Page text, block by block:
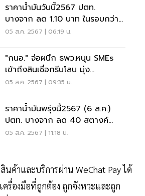
ราคาน้ำมันวันนี้2567 ปตท.
บางจาก ลด 1.10 บาท ในรอบกว่า
10 วัน อัปเดทราคาล่าสุด
05 ส.ค. 2567 | 06:19 น.
"กนอ." จ่อผนึก ธพว.หนุน SMEs
เข้าถึงสินเชื่อกรีนโลน มุ่ง
อุตสาหกรรมลดโลกร้อน
05 ส.ค. 2567 | 09:35 น.
ราคาน้ำมันพรุ่งนี้2567 (6 ส.ค.)
ปตท. บางจาก ลด 40 สตางค์
อัปเดตราคาล่าสุด
05 ส.ค. 2567 | 11:18 น.
นค้าและบริการผ่าน WeChat Pay ได้
ครื่องมือที่ถูกต้อง ถูกจังหวะและถูก